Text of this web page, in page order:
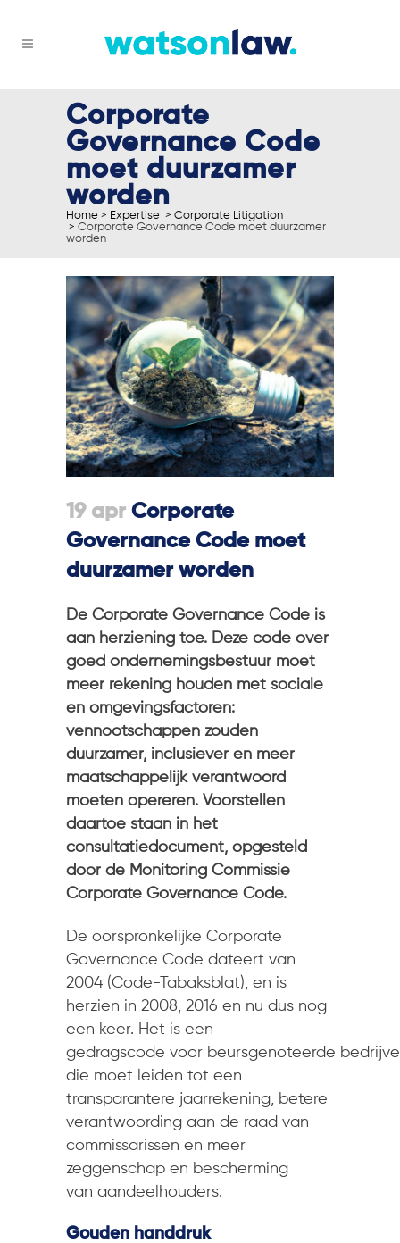
Corporate
Governance Code
moet duurzamer
worden
Home > Expertise > Corporate Litigation
> Corporate Governance Code moet duurzamer
worden
19 apr Corporate
Governance Code moet
duurzamer worden
De Corporate Governance Code is
aan herziening toe. Deze code over
goed ondernemingsbestuur moet
meer rekening houden met sociale
en omgevingsfactoren:
vennootschappen zouden
duurzamer, inclusiever en meer
maatschappelijk verantwoord
moeten opereren. Voorstellen
daartoe staan in het
consultatiedocument, opgesteld
door de Monitoring Commissie
Corporate Governance Code.
De oorspronkelijke Corporate
Governance Code dateert van
2004 (Code-Tabaksblat), en is
herzien in 2008, 2016 en nu dus nog
een keer. Het is een
gedragscode voor beursgenoteerde
die moet leiden tot een
transparantere jaarrekening, betere
verantwoording aan de raad van
commissarissen en meer
zeggenschap en bescherming
van aandeelhouders.
Gouden handdruk